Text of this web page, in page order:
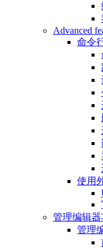
Advanced
命令
使用
管理编辑
管理